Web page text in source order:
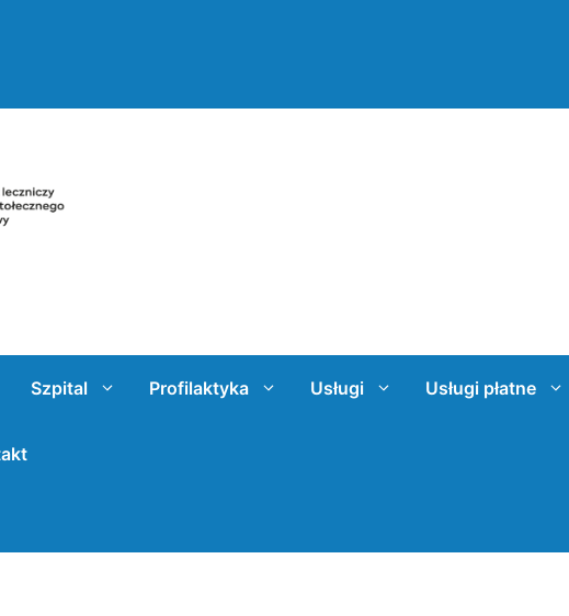
Szpital Profilaktyka Usługi Usługi płatne